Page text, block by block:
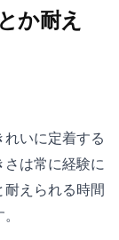
か耐え
いに定着する
は常に経験に
えられる時間